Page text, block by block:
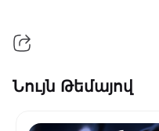
Նույն Թեմայով